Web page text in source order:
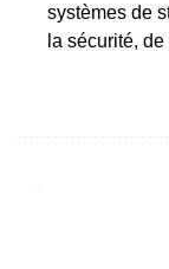
systèmes de
la sécurité,